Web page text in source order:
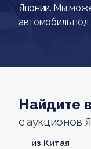
Японии. Мы
автомобиль
Найдите
с аукционов
из Китая